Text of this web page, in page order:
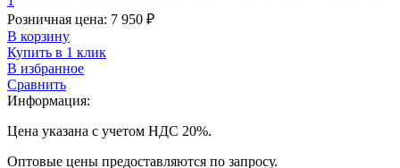
Розничная цена: 7 950 ₽
В корзину
Купить в 1 клик
В избранное
Сравнить
Информация:
Цена указана с учетом НДС 20%.
Оптовые цены предоставляются по запросу.